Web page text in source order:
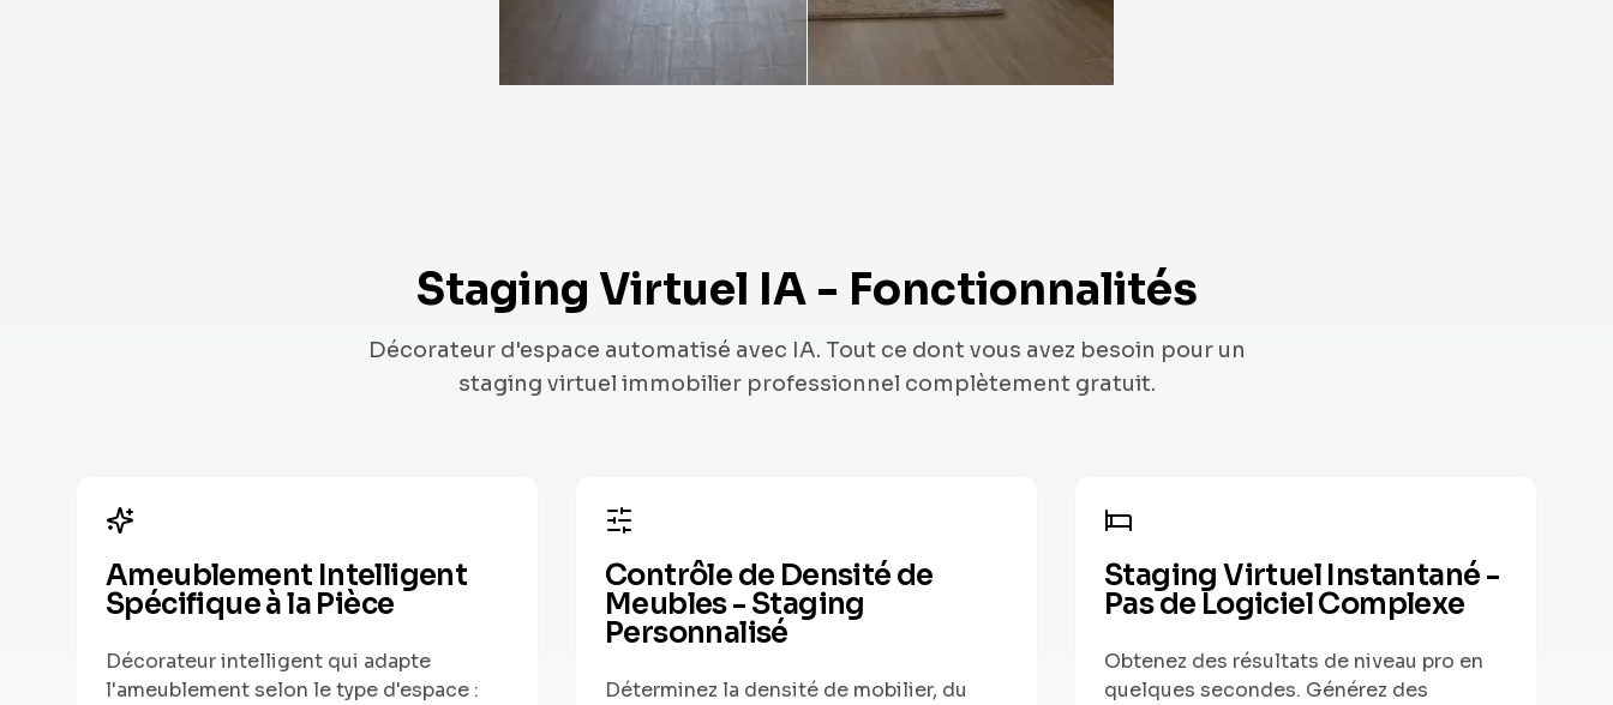
Staging Virtuel IA - Fonctionnalités
Décorateur d'espace automatisé avec IA. Tout ce dont vous avez besoin pour un
staging virtuel immobilier professionnel complètement gratuit.
Ameublement Intelligent
Spécifique à la Pièce
Décorateur intelligent qui adapte
l'ameublement selon le type d'espace :
Contrôle de Densité de
Meubles - Staging
Personnalisé
Déterminez la densité de mobilier, du
Staging Virtuel Instantané -
Pas de Logiciel Complexe
Obtenez des résultats de niveau pro en
quelques secondes. Générez des